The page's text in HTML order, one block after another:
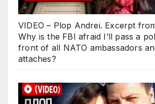
VIDEO – Plop Andrei. Excerpt
Why is the FBI afraid I’ll pass a
front of all NATO ambassadors
attaches?